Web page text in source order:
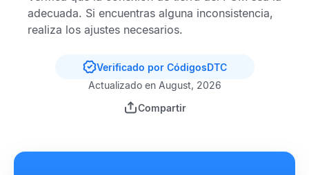
adecuada. Si encuentras alguna inconsistencia,
realiza los ajustes necesarios.
Verificado por CódigosDTC
Actualizado en August, 2026
Compartir